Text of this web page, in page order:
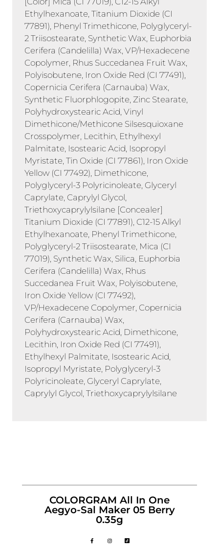
Ethylhexanoate, Titanium Dioxide (CI
77891), Phenyl Trimethicone, Polyglyceryl-
2 Triisostearate, Synthetic Wax, Euphorbia
Cerifera (Candelilla) Wax, VP/Hexadecene
Copolymer, Rhus Succedanea Fruit Wax,
Polyisobutene, Iron Oxide Red (CI 77491),
Copernicia Cerifera (Carnauba) Wax,
Synthetic Fluorphlogopite, Zinc Stearate,
Polyhydroxystearic Acid, Vinyl
Dimethicone/Methicone Silsesquioxane
Crosspolymer, Lecithin, Ethylhexyl
Palmitate, Isostearic Acid, Isopropyl
Myristate, Tin Oxide (CI 77861), Iron Oxide
Yellow (CI 77492), Dimethicone,
Polyglyceryl-3 Polyricinoleate, Glyceryl
Caprylate, Caprylyl Glycol,
Triethoxycaprylylsilane [Concealer]
Titanium Dioxide (CI 77891), C12-15 Alkyl
Ethylhexanoate, Phenyl Trimethicone,
Polyglyceryl-2 Triisostearate, Mica (CI
77019), Synthetic Wax, Silica, Euphorbia
Cerifera (Candelilla) Wax, Rhus
Succedanea Fruit Wax, Polyisobutene,
Iron Oxide Yellow (CI 77492),
VP/Hexadecene Copolymer, Copernicia
Cerifera (Carnauba) Wax,
Polyhydroxystearic Acid, Dimethicone,
Lecithin, Iron Oxide Red (CI 77491),
Ethylhexyl Palmitate, Isostearic Acid,
Isopropyl Myristate, Polyglyceryl-3
Polyricinoleate, Glyceryl Caprylate,
Caprylyl Glycol, Triethoxycaprylylsilane
COLORGRAM All In One
Aegyo-Sal Maker 05 Berry
0.35g